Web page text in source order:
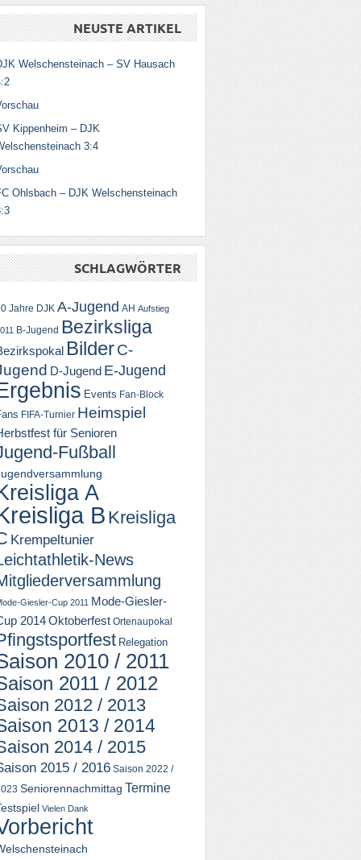
NEUSTE ARTIKEL
Welschensteinach – SV Hausach
Kippenheim – DJK
3:4
Ohlsbach – DJK Welschensteinach
SCHLAGWÖRTER
Jahre DJK A-Jugend AH Aufstieg
B-Jugend Bezirksliga
BilderC-
D-Jugend E-Jugend
Events Fan-Block
FIFA-Turnier Heimspiel
für Senioren
Fußball
A
B Kreisliga
Krempeltunier
News
Giesler-Cup 2011 Mode-Giesler-
2014Oktoberfest Ortenaupokal
Relegation
2010 / 2011
2011 / 2012
2012 / 2013
2013 / 2014
2014 / 2015
2015 / 2016 Saison 2022 /
Seniorennachmittag Termine
Vielen Dank